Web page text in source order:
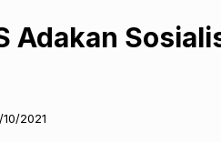
Adakan
2021